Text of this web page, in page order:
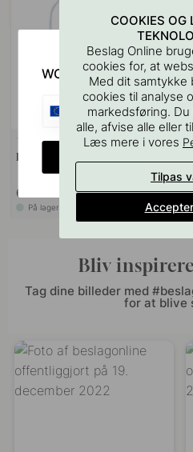
Driver Triac - 24V
639 kr
På lager
Bliv
Tag dine billeder med
for at blive
COOKIES OG
Beslag Online
cookies for, at
Med dit samtykke
cookies til analyse
markedsføring.
alle, afvise alle eller
Læs mere i vores
Tilpas
WOULD YOU RATHER
EU